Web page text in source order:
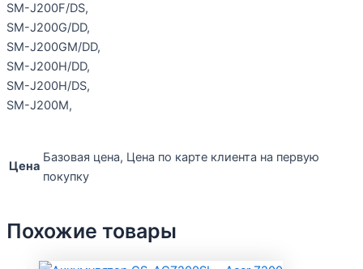
SM-J200F/DS,
SM-J200G/DD,
SM-J200GM/DD,
SM-J200H/DD,
SM-J200H/DS,
SM-J200M,
Цена
Базовая цена, Цена по карте клиента на первую
покупку
Похожие товары